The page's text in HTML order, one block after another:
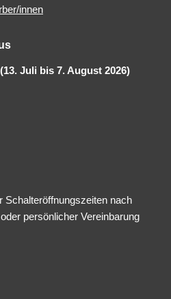
innen
Juli bis 7. August 2026)
Schalteröffnungszeiten nach
persönlicher Vereinbarung